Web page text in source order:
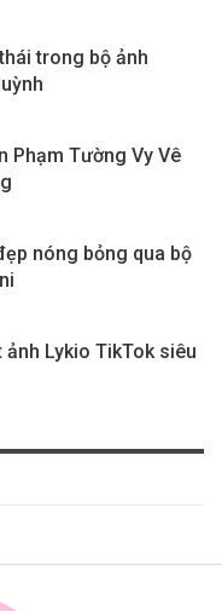
trong bộ ảnh
Phạm Tường Vy Vê
nóng bỏng qua bộ
Lykio TikTok siêu